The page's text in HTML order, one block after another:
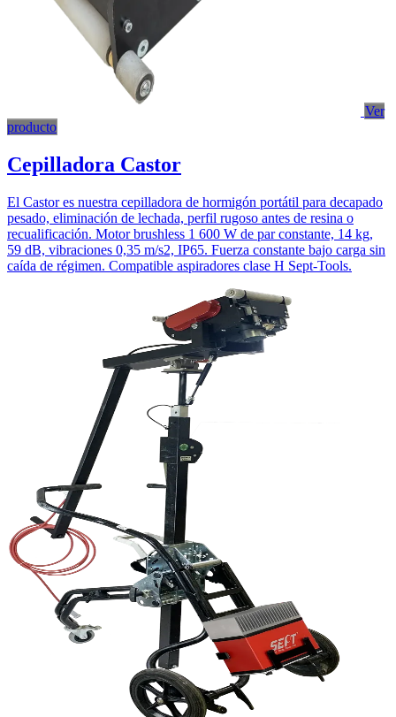
Ver
producto
Cepilladora Castor
El Castor es nuestra cepilladora de hormigón portátil para decapado
pesado, eliminación de lechada, perfil rugoso antes de resina o
recualificación. Motor brushless 1 600 W de par constante, 14 kg,
59 dB, vibraciones 0,35 m/s2, IP65. Fuerza constante bajo carga sin
caída de régimen. Compatible aspiradores clase H Sept-Tools.